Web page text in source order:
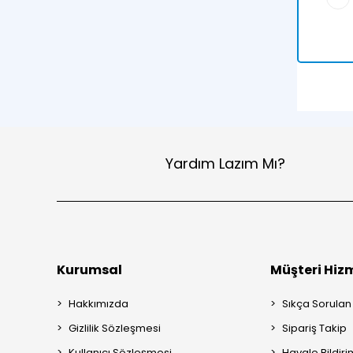
Yardım Lazım Mı?
Kurumsal
Hakkımızda
Gizlilik Sözleşmesi
Müşteri
Sıkça
Sipariş Takip